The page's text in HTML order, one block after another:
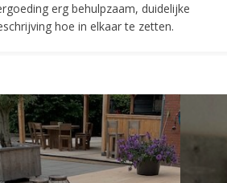
erg behulpzaam, duidelijke
hoe in elkaar te zetten.